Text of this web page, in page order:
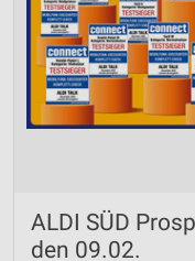
ALDI SÜD
den 09.02.